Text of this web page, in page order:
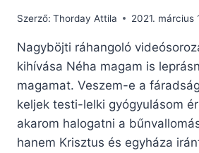
Szerző: Thorday Attila 2021. március
Nagyböjti ráhangoló
kihívása Néha magam is
magamat. Veszem-e a
keljek testi-lelki gyógyulásom
akarom halogatni a
hanem Krisztus és egyháza